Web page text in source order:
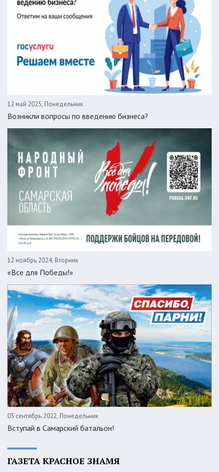
12 май 2025, Понедельник
Возникли вопросы по введению бизнеса?
12 ноябрь 2024, Вторник
«Все для Победы!»
05 сентябрь 2022, Понедельник
Вступай в Самарский батальон!
ГАЗЕТА КРАСНОЕ ЗНАМЯ